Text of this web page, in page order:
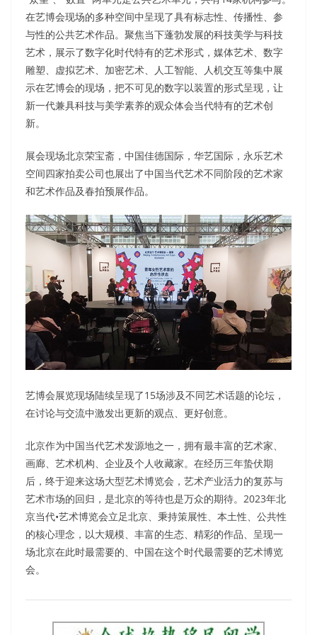
在艺博会现场的多种空间中呈现了具有标志性、传播性、参
与性的公共艺术作品。聚焦当下蓬勃发展的科技美学与科技
艺术，展示了数字化时代特有的艺术形式，媒体艺术、数字
雕塑、虚拟艺术、加密艺术、人工智能、人机交互等集中展
示在艺博会的现场，把不可见的数字以装置的形式呈现，让
新一代兼具科技与美学素养的观众体会当代特有的艺术创
新。
展会现场北京荣宝斋，中国佳德国际，华艺国际，永乐艺术
空间四家拍卖公司也展出了中国当代艺术不同阶段的艺术家
和艺术作品及春拍预展作品。
艺博会展览现场陆续呈现了15场涉及不同艺术话题的论坛，
在讨论与交流中激发出更新的观点、更好创意。
北京作为中国当代艺术发源地之一，拥有最丰富的艺术家、
画廊、艺术机构、企业及个人收藏家。在经历三年蛰伏期
后，终于迎来这场大型艺术博览会，艺术产业活力的复苏与
艺术市场的回归，是北京的等待也是万众的期待。2023年北
京当代•艺术博览会立足北京、秉持策展性、本土性、公共性
的核心理念，以大规模、丰富的生态、精彩的作品、呈现一
场北京在此时最需要的、中国在这个时代最需要的艺术博览
会。